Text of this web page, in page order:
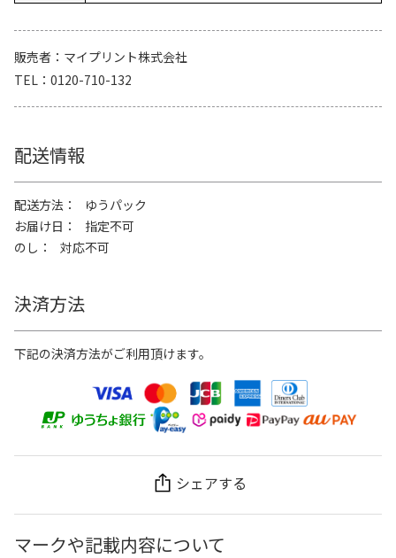
販売者
マイプリント株式会社
TEL
0120-710-132
配送情報
配送方法
ゆうパック
お届け日
指定不可
のし
対応不可
決済方法
下記の決済方法がご利用頂けます。
シェアする
マークや記載内容について